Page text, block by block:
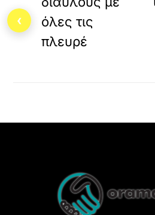
όλες τις
πλευρέ
Top
‹